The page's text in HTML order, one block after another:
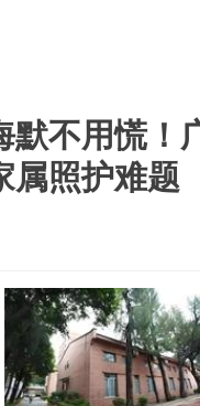
默不用慌！
属照护难题